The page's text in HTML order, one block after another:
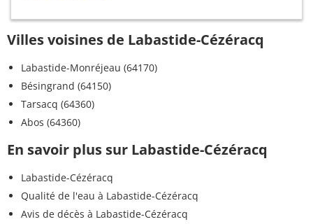
Villes voisines de Labastide-Cézéracq
Labastide-Monréjeau (64170)
Bésingrand (64150)
Tarsacq (64360)
Abos (64360)
En savoir plus sur Labastide-Cézéracq
Labastide-Cézéracq
Qualité de l'eau à Labastide-Cézéracq
Avis de décès à Labastide-Cézéracq